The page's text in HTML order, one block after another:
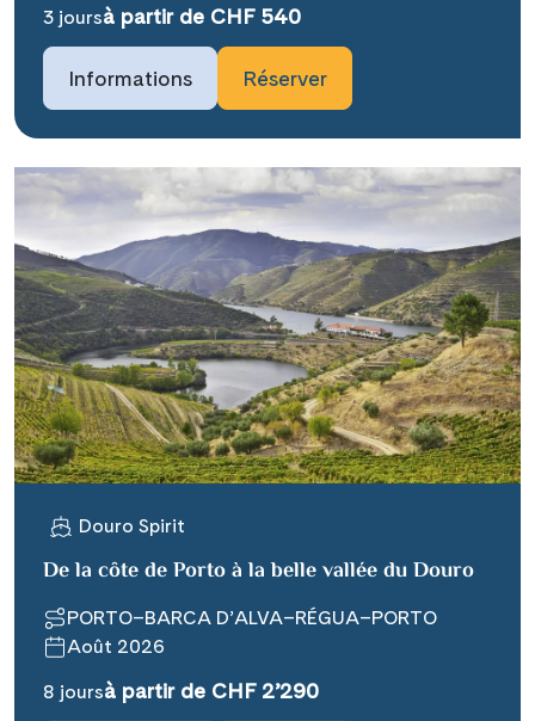
3 joursà partir de CHF 540
Informations Réserver
Douro Spirit
De la côte de Porto à la belle vallée du Douro
PORTO–BARCA D’ALVA–RÉGUA–PORTO
Août 2026
8 joursà partir de CHF 2’290